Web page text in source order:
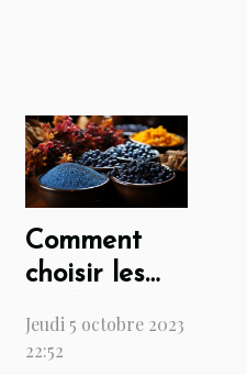
Comment
choisir les
compléments
Jeudi 5 octobre 2023
22:52